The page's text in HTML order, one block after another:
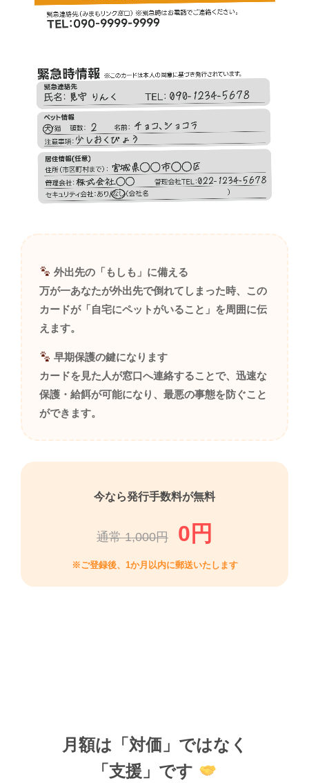
外出先の「もしも」に備える
万が一あなたが外出先で倒れてしまった時、この
カードが「自宅にペットがいること」を周囲に伝
えます。
早期保護の鍵になります
カードを見た人が窓口へ連絡することで、迅速な
保護・給餌が可能になり、最悪の事態を防ぐこと
ができます。
今なら発行手数料が無料
通常 1,000円 0円
※ご登録後、1か月以内に郵送いたします
月額は「対価」ではなく
「支援」です